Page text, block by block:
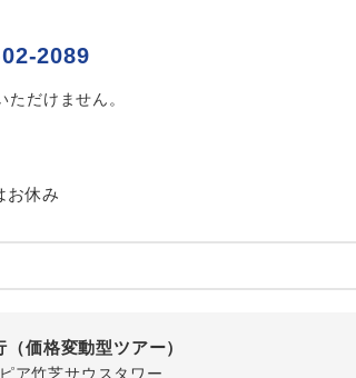
2089
だけません。
お休み
価格変動型ツアー）
竹芝サウスタワー